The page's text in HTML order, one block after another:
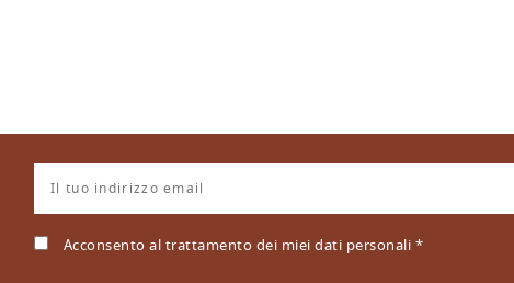
Acconsento al trattamento dei miei dati personali *